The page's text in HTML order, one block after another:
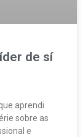
de sí
aprendi
sobre as
e